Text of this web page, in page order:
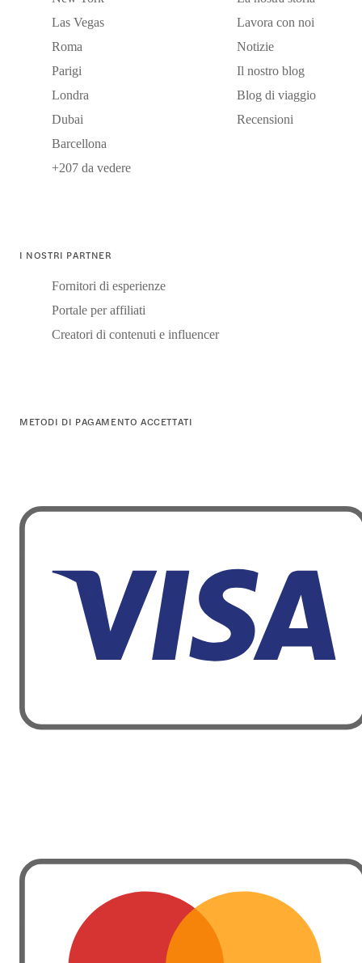
Las Vegas
Roma
Parigi
Londra
Dubai
Barcellona
+207 da vedere
Lavora con noi
Notizie
Il nostro blog
Blog di viaggio
Recensioni
I NOSTRI PARTNER
Fornitori di esperienze
Portale per affiliati
Creatori di contenuti e influencer
METODI DI PAGAMENTO ACCETTATI